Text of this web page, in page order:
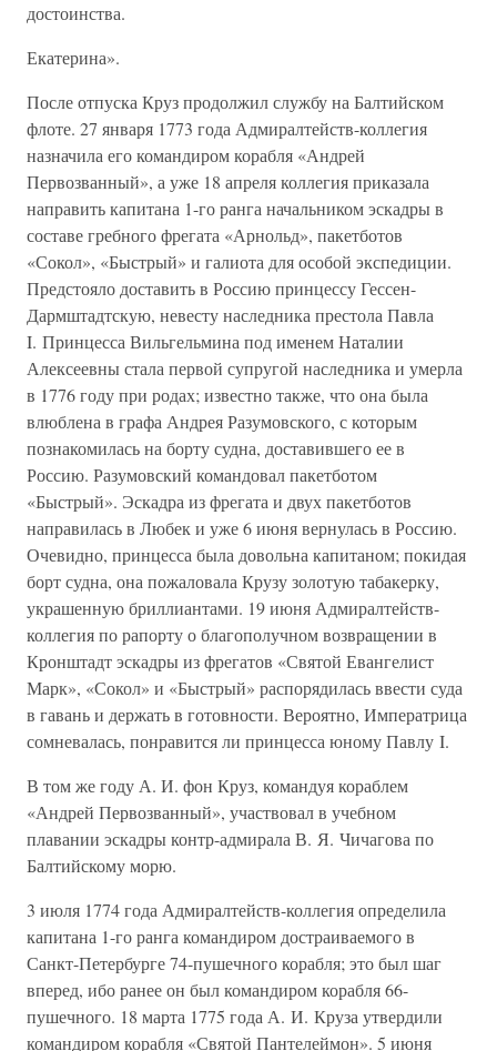
достоинства.
Екатерина».
После отпуска Круз продолжил службу на Балтийском
флоте. 27 января 1773 года Адмиралтейств-коллегия
назначила его командиром корабля «Андрей
Первозванный», а уже 18 апреля коллегия приказала
направить капитана 1-го ранга начальником эскадры в
составе гребного фрегата «Арнольд», пакетботов
«Сокол», «Быстрый» и галиота для особой экспедиции.
Предстояло доставить в Россию принцессу Гессен-
Дармштадтскую, невесту наследника престола Павла
I. Принцесса Вильгельмина под именем Наталии
Алексеевны стала первой супругой наследника и умерла
в 1776 году при родах; известно также, что она была
влюблена в графа Андрея Разумовского, с которым
познакомилась на борту судна, доставившего ее в
Россию. Разумовский командовал пакетботом
«Быстрый». Эскадра из фрегата и двух пакетботов
направилась в Любек и уже 6 июня вернулась в Россию.
Очевидно, принцесса была довольна капитаном; покидая
борт судна, она пожаловала Крузу золотую табакерку,
украшенную бриллиантами. 19 июня Адмиралтейств-
коллегия по рапорту о благополучном возвращении в
Кронштадт эскадры из фрегатов «Святой Евангелист
Марк», «Сокол» и «Быстрый» распорядилась ввести суда
в гавань и держать в готовности. Вероятно, Императрица
сомневалась, понравится ли принцесса юному Павлу I.
В том же году А. И. фон Круз, командуя кораблем
«Андрей Первозванный», участвовал в учебном
плавании эскадры контр-адмирала В. Я. Чичагова по
Балтийскому морю.
3 июля 1774 года Адмиралтейств-коллегия определила
капитана 1-го ранга командиром достраиваемого в
Санкт-Петербурге 74-пушечного корабля; это был шаг
вперед, ибо ранее он был командиром корабля 66-
пушечного. 18 марта 1775 года А. И. Круза утвердили
командиром корабля «Святой Пантелеймон». 5 июня